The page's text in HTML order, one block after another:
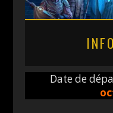
Date de